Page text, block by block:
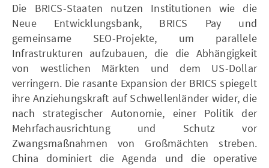
Die BRICS-Staaten nutzen Institutionen wie die
Neue Entwicklungsbank, BRICS Pay und
gemeinsame SEO-Projekte, um parallele
Infrastrukturen aufzubauen, die die Abhängigkeit
von westlichen Märkten und dem US-Dollar
verringern. Die rasante Expansion der BRICS spiegelt
ihre Anziehungskraft auf Schwellenländer wider, die
nach strategischer Autonomie, einer Politik der
Mehrfachausrichtung und Schutz vor
Zwangsmaßnahmen von Großmächten streben.
China dominiert die Agenda und die operative